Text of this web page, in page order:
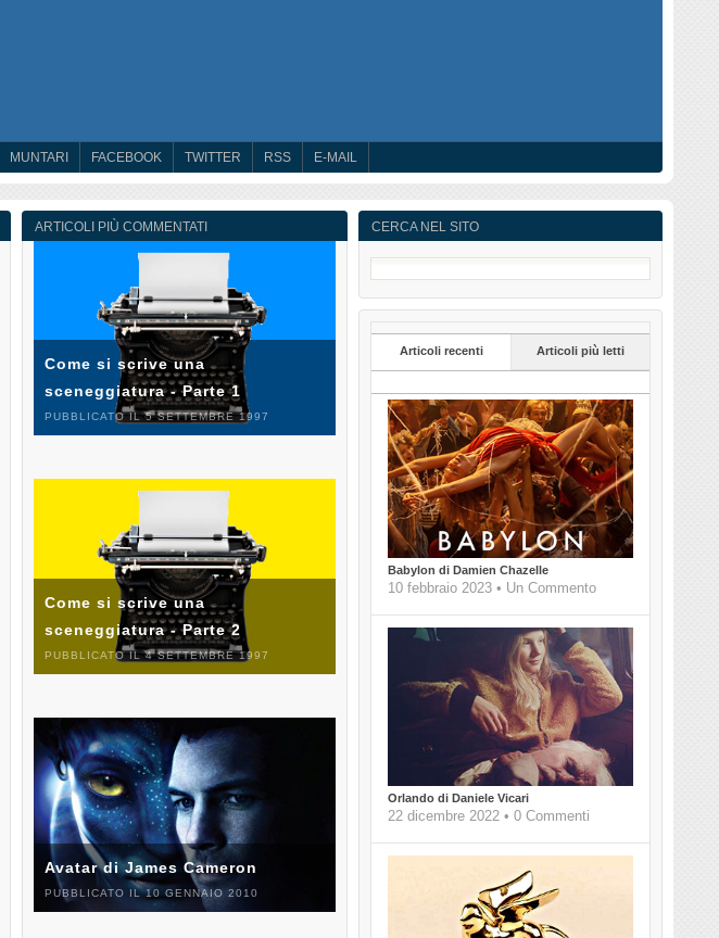
MUNTARI FACEBOOK TWITTER RSS E-MAIL
CERCA NEL SITO
Articoli recenti Articoli più letti
Babylon di Damien Chazelle
10 febbraio 2023 • Un Commento
Orlando di Daniele Vicari
22 dicembre 2022 • 0 Commenti
ARTICOLI PIÙ COMMENTATI
Come si scrive una
sceneggiatura - Parte 1
PUBBLICATO IL 5 SETTEMBRE 1997
Come si scrive una
sceneggiatura - Parte 2
PUBBLICATO IL 4 SETTEMBRE 1997
Avatar di James Cameron
PUBBLICATO IL 10 GENNAIO 2010